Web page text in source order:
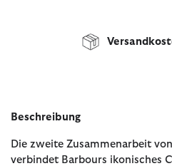
Beschreibung
Die zweite Zusammenarbeit
verbindet Barbours ikonisches